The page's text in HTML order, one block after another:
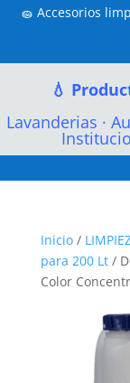
🧽Accesorios
💧
Lavanderias ·
Inicio/
para 200 Lt/
Color